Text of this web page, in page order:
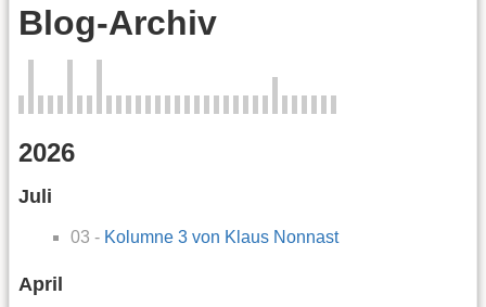
Blog-Archiv
2026
Juli
03 - Kolumne 3 von Klaus Nonnast
April